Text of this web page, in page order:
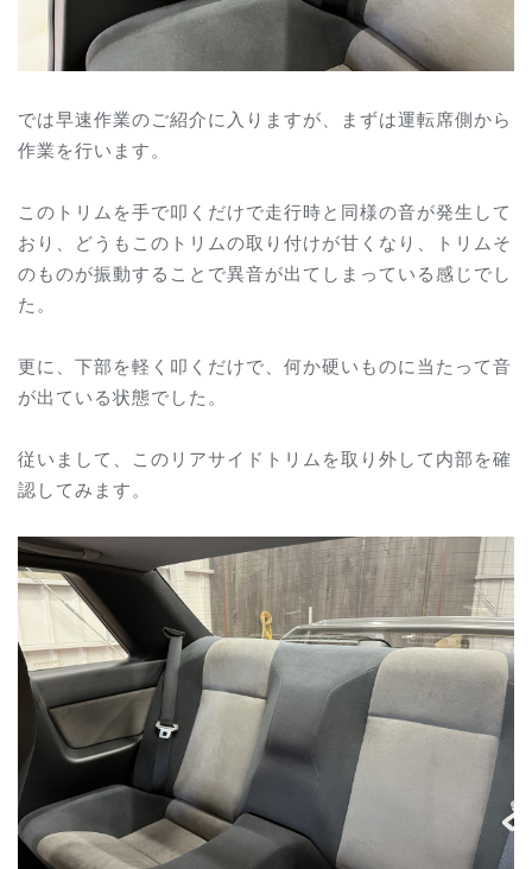
では早速作業のご紹介に入りますが、まずは運転席側から
作業を行います。
このトリムを手で叩くだけで走行時と同様の音が発生して
おり、どうもこのトリムの取り付けが甘くなり、トリムそ
のものが振動することで異音が出てしまっている感じでし
た。
更に、下部を軽く叩くだけで、何か硬いものに当たって音
が出ている状態でした。
従いまして、このリアサイドトリムを取り外して内部を確
認してみます。